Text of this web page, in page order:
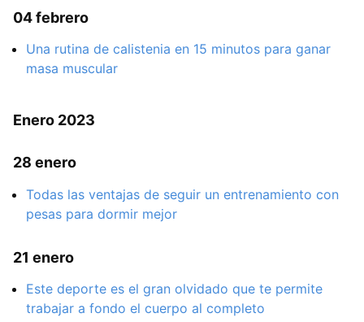
04 febrero
Una rutina de calistenia en 15 minutos para ganar
masa muscular
Enero 2023
28 enero
Todas las ventajas de seguir un entrenamiento con
pesas para dormir mejor
21 enero
Este deporte es el gran olvidado que te permite
trabajar a fondo el cuerpo al completo